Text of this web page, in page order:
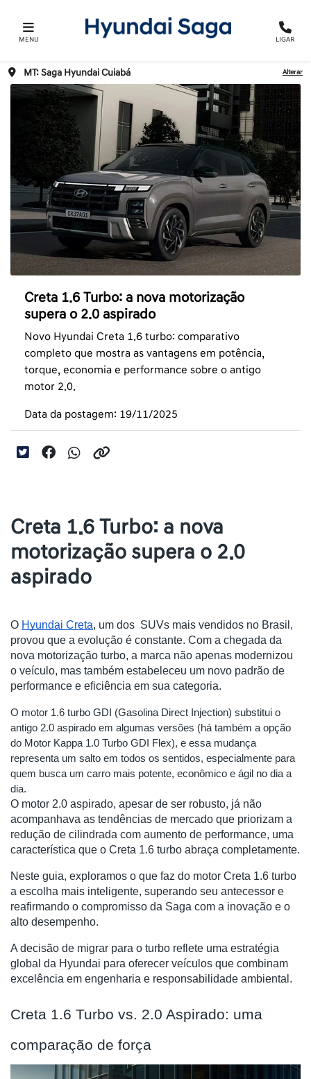
MENU LIGAR
MT: Saga Hyundai Cuiabá Alterar
Creta 1.6 Turbo: a nova motorização
supera o 2.0 aspirado
Novo Hyundai Creta 1.6 turbo: comparativo
completo que mostra as vantagens em potência,
torque, economia e performance sobre o antigo
motor 2.0.
Data da postagem: 19/11/2025
Creta 1.6 Turbo: a nova
motorização supera o 2.0
aspirado
O Hyundai Creta, um dos SUVs mais vendidos no Brasil,
provou que a evolução é constante. Com a chegada da
nova motorização turbo, a marca não apenas modernizou
o veículo, mas também estabeleceu um novo padrão de
performance e eficiência em sua categoria.
O motor 1.6 turbo GDI (Gasolina Direct Injection) substitui o
antigo 2.0 aspirado em algumas versões (há também a opção
do Motor Kappa 1.0 Turbo GDI Flex), e essa mudança
representa um salto em todos os sentidos, especialmente para
quem busca um carro mais potente, econômico e ágil no dia a
dia.
O motor 2.0 aspirado, apesar de ser robusto, já não
acompanhava as tendências de mercado que priorizam a
redução de cilindrada com aumento de performance, uma
característica que o Creta 1.6 turbo abraça completamente.
Neste guia, exploramos o que faz do motor Creta 1.6 turbo
a escolha mais inteligente, superando seu antecessor e
reafirmando o compromisso da Saga com a inovação e o
alto desempenho.
A decisão de migrar para o turbo reflete uma estratégia
global da Hyundai para oferecer veículos que combinam
excelência em engenharia e responsabilidade ambiental.
Creta 1.6 Turbo vs. 2.0 Aspirado: uma
comparação de força